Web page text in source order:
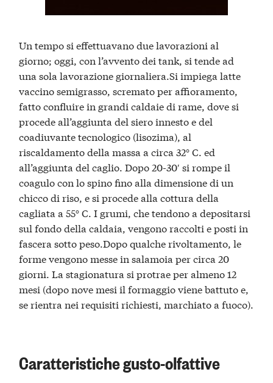
Un tempo si effettuavano due lavorazioni al
giorno; oggi, con l’avvento dei tank, si tende ad
una sola lavorazione giornaliera.Si impiega latte
vaccino semigrasso, scremato per affioramento,
fatto confluire in grandi caldaie di rame, dove si
procede all’aggiunta del siero innesto e del
coadiuvante tecnologico (lisozima), al
riscaldamento della massa a circa 32° C. ed
all’aggiunta del caglio. Dopo 20-30′ si rompe il
coagulo con lo spino fino alla dimensione di un
chicco di riso, e si procede alla cottura della
cagliata a 55° C. I grumi, che tendono a depositarsi
sul fondo della caldaia, vengono raccolti e posti in
fascera sotto peso.Dopo qualche rivoltamento, le
forme vengono messe in salamoia per circa 20
giorni. La stagionatura si protrae per almeno 12
mesi (dopo nove mesi il formaggio viene battuto e,
se rientra nei requisiti richiesti, marchiato a fuoco).
Caratteristiche gusto-olfattive